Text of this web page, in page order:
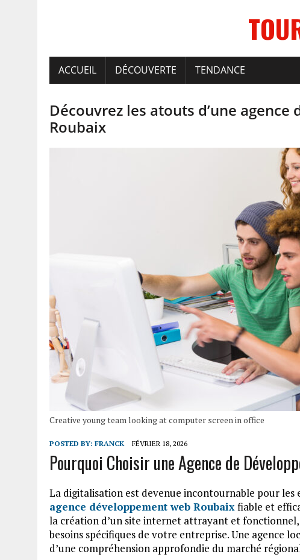
ACCUEIL DÉCOUVERTE TENDANCE
Découvrez les atouts d’une
Roubaix
Creative young team looking at computer screen in office
POSTED BY: FRANCK FÉVRIER 18, 2026
Pourquoi Choisir une Agence de
La digitalisation est devenue incontournable pour les
agence développement web Roubaixfiable et
la création d’un site internet attrayant et
besoins spécifiques de votre entreprise. Une agence
d’une compréhension approfondie du marché